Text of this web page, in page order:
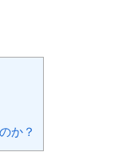
か？